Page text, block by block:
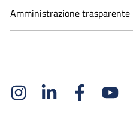
Amministrazione trasparente